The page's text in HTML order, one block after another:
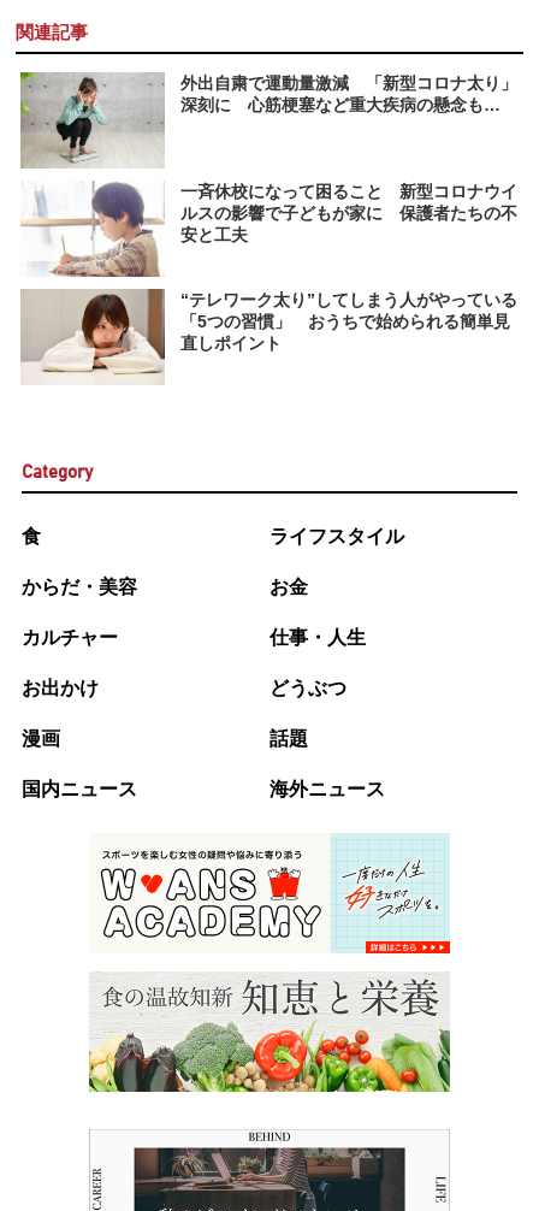
関連記事
外出自粛で運動量激減 「新型コロナ太り」
深刻に 心筋梗塞など重大疾病の懸念も…
一斉休校になって困ること 新型コロナウイ
ルスの影響で子どもが家に 保護者たちの不
安と工夫
“テレワーク太り”してしまう人がやっている
「5つの習慣」 おうちで始められる簡単見
直しポイント
Category
食 ライフスタイル
からだ・美容 お金
カルチャー 仕事・人生
お出かけ どうぶつ
漫画 話題
国内ニュース 海外ニュース